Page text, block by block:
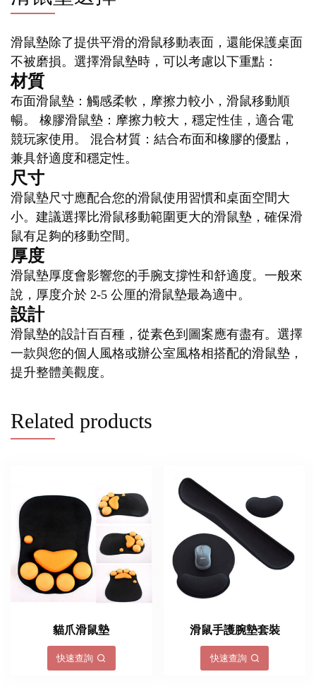
滑鼠墊除了提供平滑的滑鼠移動表面，還能保護桌面
不被磨損。選擇滑鼠墊時，可以考慮以下重點：
材質
布面滑鼠墊：觸感柔軟，摩擦力較小，滑鼠移動順
暢。 橡膠滑鼠墊：摩擦力較大，穩定性佳，適合電
競玩家使用。 混合材質：結合布面和橡膠的優點，
兼具舒適度和穩定性。
尺寸
滑鼠墊尺寸應配合您的滑鼠使用習慣和桌面空間大
小。建議選擇比滑鼠移動範圍更大的滑鼠墊，確保滑
鼠有足夠的移動空間。
厚度
滑鼠墊厚度會影響您的手腕支撐性和舒適度。一般來
說，厚度介於 2-5 公厘的滑鼠墊最為適中。
設計
滑鼠墊的設計百百種，從素色到圖案應有盡有。選擇
一款與您的個人風格或辦公室風格相搭配的滑鼠墊，
提升整體美觀度。
Related products
貓爪滑鼠墊
快速查詢
滑鼠手護腕墊套裝
快速查詢